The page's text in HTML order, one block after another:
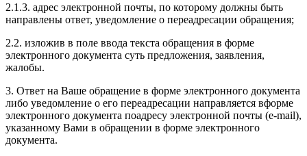
2.1.3. адрес электронной почты, по которому должны быть
направлены ответ, уведомление о переадресации обращения;
2.2. изложив в поле ввода текста обращения в форме
электронного документа суть предложения, заявления,
жалобы.
3. Ответ на Ваше обращение в форме электронного документа
либо уведомление о его переадресации направляется вформе
электронного документа поадресу электронной почты (e-mail),
указанному Вами в обращении в форме электронного
документа.